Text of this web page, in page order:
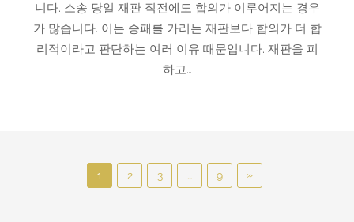
니다. 소송 당일 재판 직전에도 합의가 이루어지는 경우
가 많습니다. 이는 승패를 가리는 재판보다 합의가 더 합
리적이라고 판단하는 여러 이유 때문입니다. 재판을 피
하고…
1 2 3 … 9
N
»